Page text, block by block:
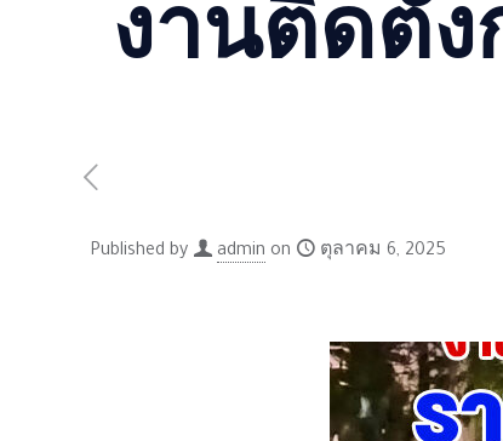
งานติดตั้ง
Published by admin on ตุลาคม 6, 2025